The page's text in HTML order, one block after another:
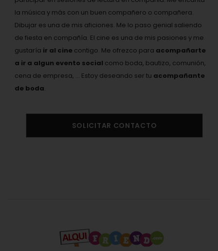
la música y más con un buen compañero o compañera.
Dibujar es una de mis aficiones. Me lo paso genial saliendo
de fiesta en compañía. El cine es una de mis pasiones y me
gustaría ir al cine contigo. Me ofrezco para acompañarte
a ir a algun evento social como boda, bautizo, comunión,
cena de empresa, ... Estoy deseando ser tu acompañante
de boda.
SOLICITAR CONTACTO